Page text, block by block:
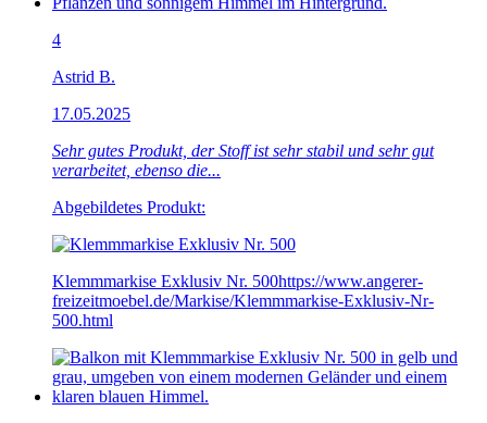
4
Astrid B.
17.05.2025
Sehr gutes Produkt, der Stoff ist sehr stabil und sehr gut
verarbeitet, ebenso die...
Abgebildetes Produkt:
Klemmmarkise Exklusiv Nr. 500https://www.angerer-
freizeitmoebel.de/Markise/Klemmmarkise-Exklusiv-Nr-
500.html